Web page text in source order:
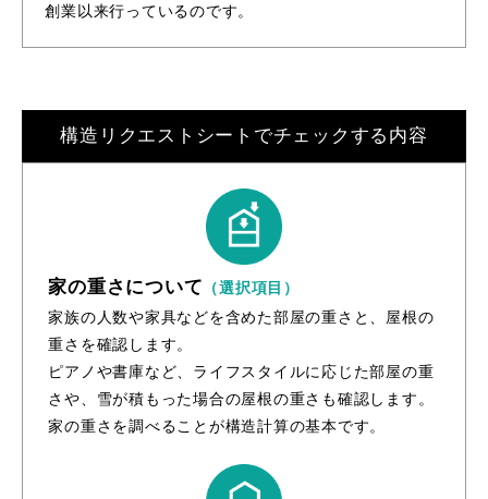
創業以来行っているのです。
構造リクエストシートでチェックする内容
家の重さについて （選択項目）
家族の人数や家具などを含めた部屋の重さと、屋根の
重さを確認します。
ピアノや書庫など、ライフスタイルに応じた部屋の重
さや、雪が積もった場合の屋根の重さも確認します。
家の重さを調べることが構造計算の基本です。